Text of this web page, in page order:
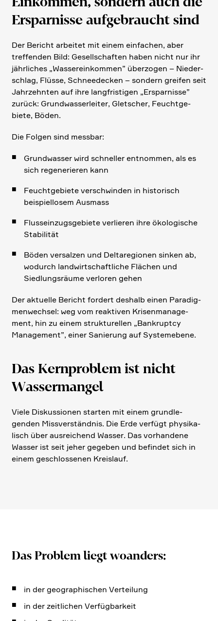
Erspar­nisse aufge­braucht sind
Der Bericht arbeitet mit einem einfa­chen, aber
treffenden Bild: Gesell­schaften haben nicht nur ihr
jährli­ches „Wasser­ein­kommen” überzogen – Nieder­
schlag, Flüsse, Schnee­decken – sondern greifen seit
Jahrzehnten auf ihre langfri­stigen „Erspar­nisse”
zurück: Grund­was­ser­leiter, Gletscher, Feucht­ge­
biete, Böden.
Die Folgen sind messbar:
Grund­wasser wird schneller entnommen, als es
sich regene­rieren kann
Feucht­ge­biete verschwinden in histo­risch
beispiel­losem Ausmass
Fluss­ein­zugs­ge­biete verlieren ihre ökolo­gi­sche
Stabi­lität
Böden versalzen und Delta­re­gionen sinken ab,
wodurch landwirt­schaft­liche Flächen und
Siedlungs­räume verloren gehen
Der aktuelle Bericht fordert deshalb einen Paradig­
men­wechsel: weg vom reaktiven Krisen­ma­nage­
ment, hin zu einem struk­tu­rellen „Bankruptcy
Manage­ment”, einer Sanie­rung auf System­ebene.
Das Kernpro­blem ist nicht
Wasser­mangel
Viele Diskus­sionen starten mit einem grund­le­
genden Missver­ständnis. Die Erde verfügt physi­ka­
lisch über ausrei­chend Wasser. Das vorhan­dene
Wasser ist seit jeher gegeben und befindet sich in
einem geschlos­senen Kreis­lauf.
Das Problem liegt woanders:
in der geogra­phi­schen Vertei­lung
in der zeitli­chen Verfüg­bar­keit